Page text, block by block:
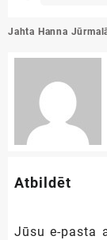
Ziņu
Jahta Hanna
Atbildēt
Jūsu e-pasta